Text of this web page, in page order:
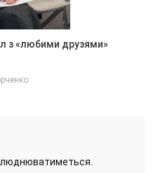
з «любими друзями»